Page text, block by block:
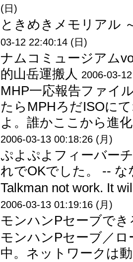
(日)
ときめきメモリアル
03-12 22:40:14 (日)
ナムコミュージアム
的山岳運搬人 2006-03-
MHP一応報告ファイ
たらMPHろだISOに
よ。誰かここから進
2006-03-13 00:18:26 (月)
ぷよぷよフィーバー
れでOKでした。 --
Talkman not work. It
2006-03-13 01:19:16 (月)
モンハンPセーブで
モンハンPセーブ／
中。ネットワークは